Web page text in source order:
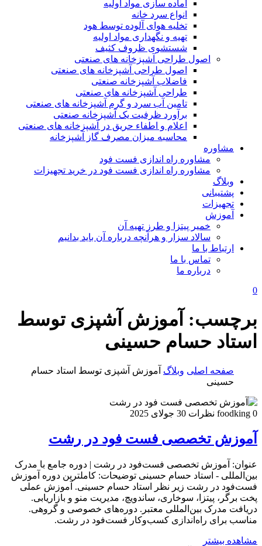
آماده سازی مواد اولیه
انواع سرد خانه
تخلیه هوای آلوده توسط هود
تهیه و نگهداری مواد اولیه
شستشوی ظروف کثیف
اصول طراحی آشپزخانه های صنعتی
اصول طراحی آشپزخانه های صنعتی
فاضلاب آشپزخانه صنعتی
طراحی آشپزخانه های صنعتی
تامین آب سرد و گرم آشپزخانه های صنعتی
برآورد ظرفیت یک آشپزخانه صنعتی
اعلام و اطفاء حریق در آشپزخانه های صنعتی
محاسبه میزان مصرف گاز آشپزخانه
مشاوره
مشاوره راه اندازی فست فود
مشاوره راه اندازی فست فود در خرید تجهیزات
وبلاگ
پشتیبانی
تجهیزات
آموزش
خمیر پیتزا و طرز تهیه آن
سالاد سزار و هرآنچه درباره آن باید بدانیم
ارتباط با ما
تماس با ما
درباره ما
0
برچسب: آموزش آشپزی توسط
استاد حسام حسینی
صفحه اصلی وبلاگ آموزش آشپزی توسط استاد حسام
حسینی
foodking 0 نظرات 30 جولای 2025
آموزش تخصصی فست فود در رشت
عنوان: آموزش تخصصی فست‌فود در رشت | دوره جامع با مدرک
بین‌المللی - استاد حسام حسینی توضیحات: کاملترین دوره آموزش
فست‌فود در رشت زیر نظر استاد حسام حسینی. آموزش عملی
پخت برگر، پیتزا، سوخاری، ساندویچ، مدیریت منو و بازاریابی.
دریافت مدرک بین‌المللی معتبر. دوره‌های خصوصی و گروهی.
مناسب برای راه‌اندازی کسب‌وکار فست‌فود در رشت.
مشاهده بیشتر